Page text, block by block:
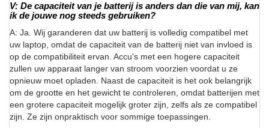
V: De capaciteit van je batterij is anders dan die van mij, kan
ik de jouwe nog steeds gebruiken?
A: Ja. Wij garanderen dat uw batterij is volledig compatibel met
uw laptop, omdat de capaciteit van de batterij niet van invloed is
op de compatibiliteit ervan. Accu's met een hogere capaciteit
zullen uw apparaat langer van stroom voorzien voordat u ze
opnieuw moet opladen. Naast de capaciteit is het ook belangrijk
om de grootte en het gewicht te controleren, omdat batterijen met
een grotere capaciteit mogelijk groter zijn, zelfs als ze compatibel
zijn. Ze zijn onpraktisch voor sommige toepassingen.